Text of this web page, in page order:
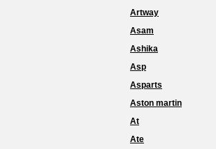
Artway
Asam
Ashika
Asp
Asparts
Aston martin
At
Ate